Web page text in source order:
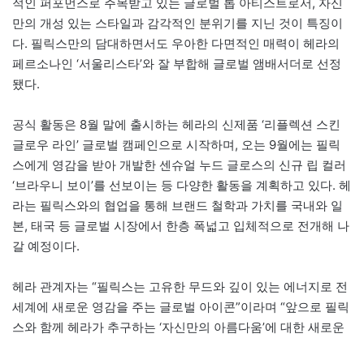
만의 개성 있는 스타일과 감각적인 분위기를 지닌 것이 특징이
다. 필릭스만의 담대하면서도 우아한 다면적인 매력이 헤라의
페르소나인 ‘서울리스타’와 잘 부합해 글로벌 앰배서더로 선정
됐다.
공식 활동은 8월 말에 출시하는 헤라의 신제품 ‘리플렉션 스킨
글로우 라인’ 글로벌 캠페인으로 시작하며, 오는 9월에는 필릭
스에게 영감을 받아 개발한 센슈얼 누드 글로스의 신규 립 컬러
‘브라우니 보이’를 선보이는 등 다양한 활동을 계획하고 있다. 헤
라는 필릭스와의 협업을 통해 브랜드 철학과 가치를 국내와 일
본, 태국 등 글로벌 시장에서 한층 폭넓고 입체적으로 전개해 나
갈 예정이다.
헤라 관계자는 “필릭스는 고유한 무드와 깊이 있는 에너지로 전
세계에 새로운 영감을 주는 글로벌 아이콘”이라며 “앞으로 필릭
스와 함께 헤라가 추구하는 ‘자신만의 아름다움’에 대한 새로운